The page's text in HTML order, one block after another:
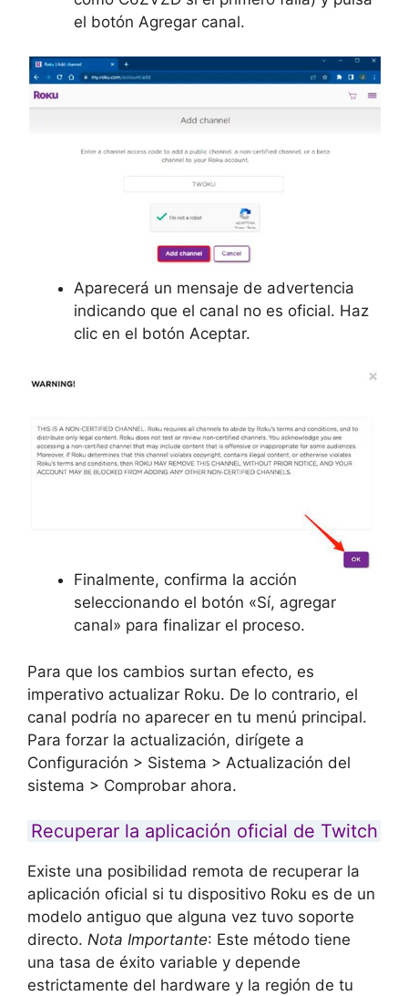
el botón Agregar canal.
Aparecerá un mensaje de advertencia
indicando que el canal no es oficial. Haz
clic en el botón Aceptar.
Finalmente, confirma la acción
seleccionando el botón «Sí, agregar
canal» para finalizar el proceso.
Para que los cambios surtan efecto, es
imperativo actualizar Roku. De lo contrario, el
canal podría no aparecer en tu menú principal.
Para forzar la actualización, dirígete a
Configuración > Sistema > Actualización del
sistema > Comprobar ahora.
Recuperar la aplicación oficial de Twitch
Existe una posibilidad remota de recuperar la
aplicación oficial si tu dispositivo Roku es de un
modelo antiguo que alguna vez tuvo soporte
directo. Nota Importante: Este método tiene
una tasa de éxito variable y depende
estrictamente del hardware y la región de tu